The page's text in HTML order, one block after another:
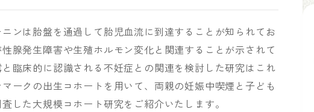
ンは胎盤を通過して胎児血流に到達することが知られてお
腺発生障害や生殖ホルモン変化と関連することが示されて
臨床的に認識される不妊症との関連を検討した研究はこれ
ークの出生コホートを用いて、両親の妊娠中喫煙と子ども
した大規模コホート研究をご紹介いたします。